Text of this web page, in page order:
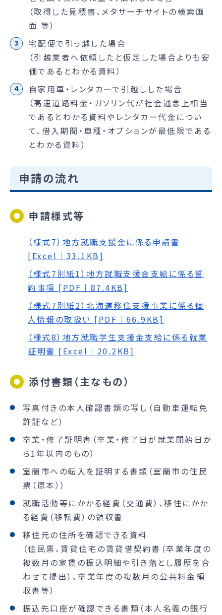
（取得した見積書、メタサーチサイトの検索画
面 等）
宅配便で引っ越した場合
（引越業者へ依頼したと仮定した場合よりも安
価であるとわかる資料）
自家用車・レンタカーで引越しした場合
（高速道路料金・ガソリン代が社会通念上相当
であるとわかる資料やレンタカー代金につい
て、借入期間・車種・オプションが最低限である
とわかる資料）
申請の流れ
申請様式等
（様式7）地方就職支援金に係る申請書
[Excel｜33.1KB]
（様式7別紙1）地方就職支援金支給に係る誓
約事項 [PDF｜87.4KB]
（様式7別紙2）北海道移住支援事業に係る個
人情報の取扱い [PDF｜66.9KB]
（様式8）地方就職学生支援金支給に係る就業
証明書 [Excel｜20.2KB]
添付書類（主なもの）
写真付きの本人確認書類の写し（自動車運転免
許証など）
卒業・修了証明書（卒業・修了日が就業開始日か
ら1年以内のもの）
室蘭市への転入を証明する書類（室蘭市の住民
票（原本））
就職活動等にかかる経費（交通費）、移住にかか
る経費（移転費）の領収書
移住元の住所を確認できる資料
（住民票、賃貸住宅の賃貸借契約書（卒業年度の
複数月の家賃の振込明細や引き落とし履歴を合
わせて提出）、卒業年度の複数月の公共料金領
収書等）
振込先口座が確認できる書類（本人名義の銀行